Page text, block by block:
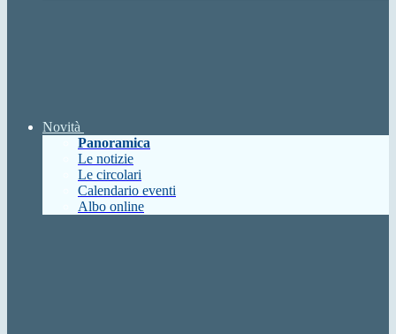
Novità
Panoramica
Le notizie
Le circolari
Calendario eventi
Albo online